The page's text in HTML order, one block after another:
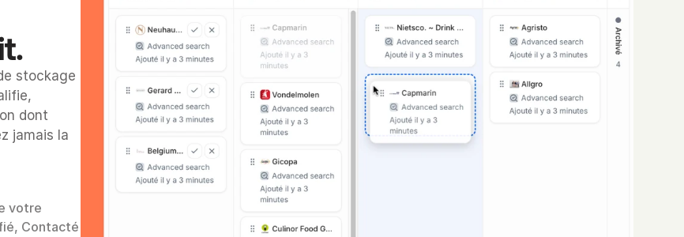
stockage
dont
jamais la
votre
Contacté